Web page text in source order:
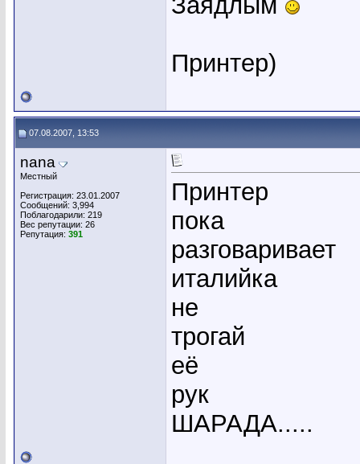
Принтер)
07.08.2007, 13:53
nana
Местный
Регистрация: 23.01.2007
Сообщений: 3,994
Поблагодарили: 219
Вес репутации: 26
Репутация: 391
Принтер
пока
разговаривает
италийка
не
трогай
её
рук
ШАРАДА.....